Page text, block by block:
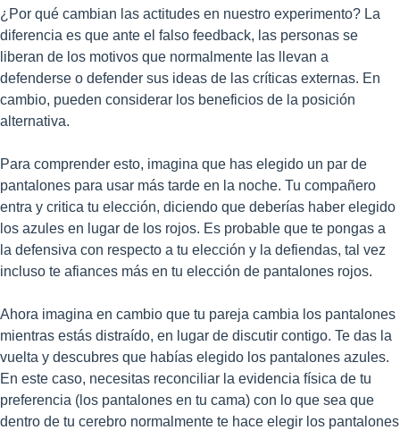
¿Por qué cambian las actitudes en nuestro experimento? La
diferencia es que ante el falso feedback, las personas se
liberan de los motivos que normalmente las llevan a
defenderse o defender sus ideas de las críticas externas. En
cambio, pueden considerar los beneficios de la posición
alternativa.
Para comprender esto, imagina que has elegido un par de
pantalones para usar más tarde en la noche. Tu compañero
entra y critica tu elección, diciendo que deberías haber elegido
los azules en lugar de los rojos. Es probable que te pongas a
la defensiva con respecto a tu elección y la defiendas, tal vez
incluso te afiances más en tu elección de pantalones rojos.
Ahora imagina en cambio que tu pareja cambia los pantalones
mientras estás distraído, en lugar de discutir contigo. Te das la
vuelta y descubres que habías elegido los pantalones azules.
En este caso, necesitas reconciliar la evidencia física de tu
preferencia (los pantalones en tu cama) con lo que sea que
dentro de tu cerebro normalmente te hace elegir los pantalones